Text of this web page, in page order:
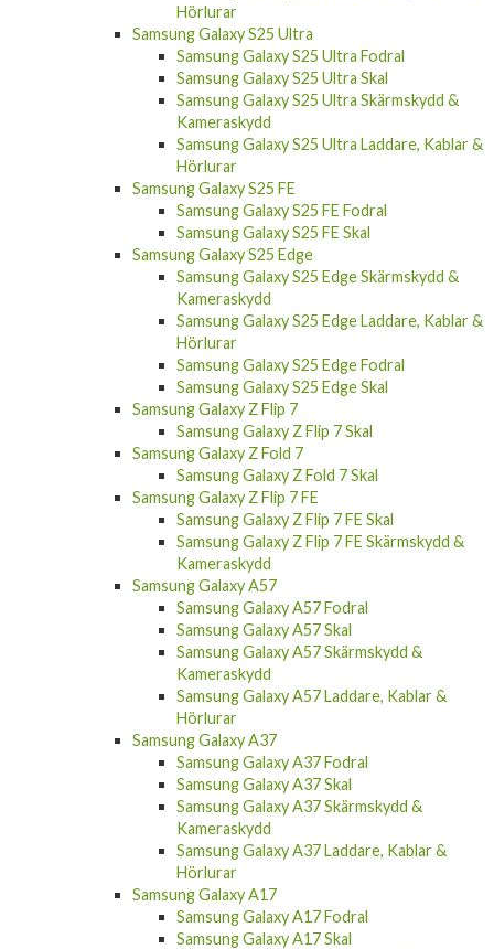
Hörlurar
Samsung Galaxy S25 Ultra
Samsung Galaxy S25 Ultra Fodral
Samsung Galaxy S25 Ultra Skal
Samsung Galaxy S25 Ultra Skärmskydd &
Kameraskydd
Samsung Galaxy S25 Ultra Laddare, Kablar &
Hörlurar
Samsung Galaxy S25 FE
Samsung Galaxy S25 FE Fodral
Samsung Galaxy S25 FE Skal
Samsung Galaxy S25 Edge
Samsung Galaxy S25 Edge Skärmskydd &
Kameraskydd
Samsung Galaxy S25 Edge Laddare, Kablar &
Hörlurar
Samsung Galaxy S25 Edge Fodral
Samsung Galaxy S25 Edge Skal
Samsung Galaxy Z Flip 7
Samsung Galaxy Z Flip 7 Skal
Samsung Galaxy Z Fold 7
Samsung Galaxy Z Fold 7 Skal
Samsung Galaxy Z Flip 7 FE
Samsung Galaxy Z Flip 7 FE Skal
Samsung Galaxy Z Flip 7 FE Skärmskydd &
Kameraskydd
Samsung Galaxy A57
Samsung Galaxy A57 Fodral
Samsung Galaxy A57 Skal
Samsung Galaxy A57 Skärmskydd &
Kameraskydd
Samsung Galaxy A57 Laddare, Kablar &
Hörlurar
Samsung Galaxy A37
Samsung Galaxy A37 Fodral
Samsung Galaxy A37 Skal
Samsung Galaxy A37 Skärmskydd &
Kameraskydd
Samsung Galaxy A37 Laddare, Kablar &
Hörlurar
Samsung Galaxy A17
Samsung Galaxy A17 Fodral
Samsung Galaxy A17 Skal